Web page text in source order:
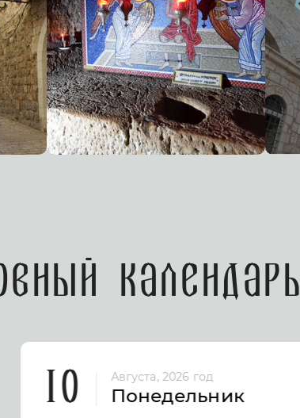
календарь
10 Августа, 2026 год
Понедельник